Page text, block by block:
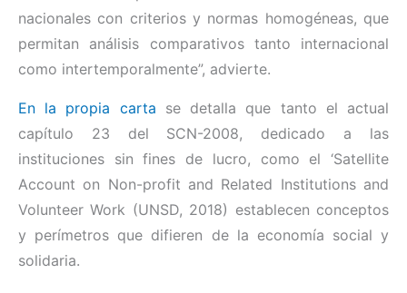
nacionales con criterios y normas homogéneas, que
permitan análisis comparativos tanto internacional
como intertemporalmente”, advierte.
En la propia carta se detalla que tanto el actual
capítulo 23 del SCN-2008, dedicado a las
instituciones sin fines de lucro, como el ‘Satellite
Account on Non-profit and Related Institutions and
Volunteer Work (UNSD, 2018) establecen conceptos
y perímetros que difieren de la economía social y
solidaria.